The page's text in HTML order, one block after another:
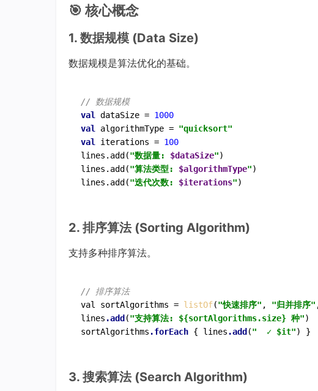
🎯 核心概念
1. 数据规模 (Data Size)
数据规模是算法优化的基础。
// 数据规模
val dataSize = 1000
val algorithmType = "quicksort"
val iterations = 100
lines.add("数据量: $dataSize")
lines.add("算法类型: $algorithmType")
lines.add("迭代次数: $iterations"
2. 排序算法 (Sorting Algorithm)
支持多种排序算法。
// 排序算法
val sortAlgorithms = listOf("快速排序" , "归并排序"
lines .add ("支持算法: ${sortAlgorithms.size} 种")
sortAlgorithms .forEach { lines .add ("  ✓ $it"
3. 搜索算法 (Search Algorithm)